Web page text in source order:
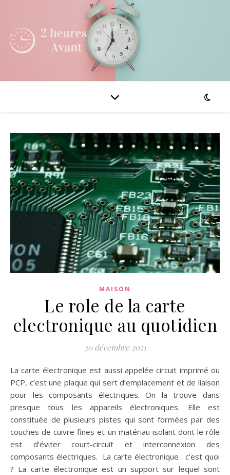
MAISON
Le role de la carte
electronique au quotidien
30 décembre 2021
La carte électronique est aussi appelée circuit imprimé ou
PCP, c’est une plaque qui sert d’emplacement et de liaison
pour les composants électriques. On la trouve dans
presque tous les appareils électroniques. Elle est
constituée de plusieurs pistes qui sont formées par des
couches de cuivre fines et un matériau isolant dont le rôle
est d’éviter court-circuit et interconnexion des
composants électriques. La carte électronique : c’est quoi
? La carte électronique est un support sur lequel sont